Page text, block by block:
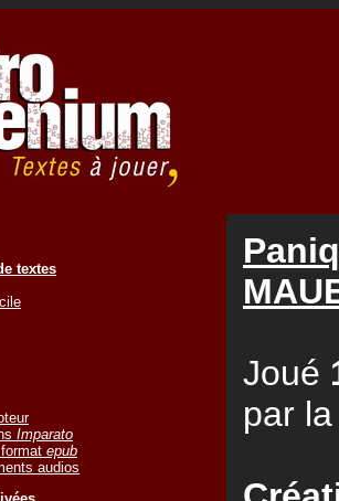
textes
Imparato
epub
audios
Joué
par